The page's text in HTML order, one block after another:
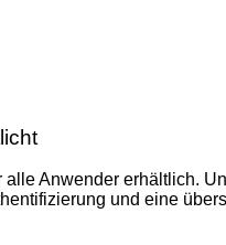
Anwender erhältlich.
und eine